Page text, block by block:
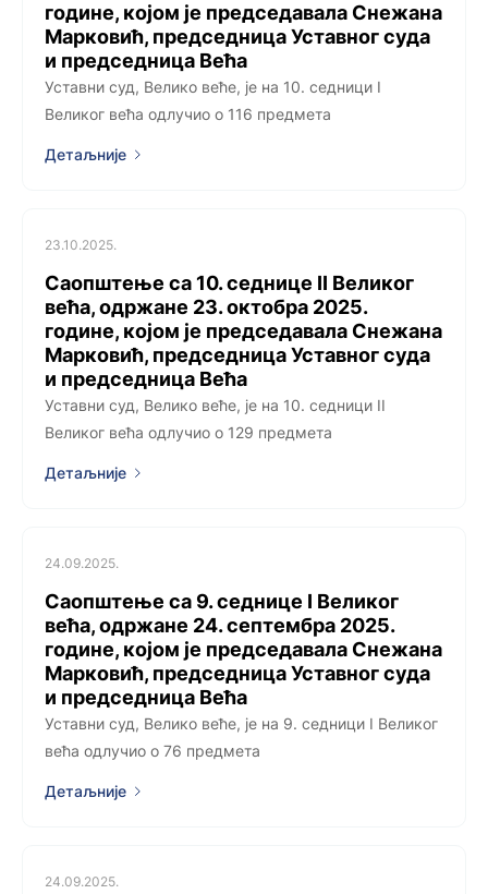
године, којoм је председавала Снежана
Марковић, председница Уставног суда
и председница Већа
Уставни суд, Велико веће, је на 10. седници I
Великог већа одлучио о 116 предмета
Детаљније
23.10.2025.
Саопштење са 10. седницe II Великог
већа, одржанe 23. октобра 2025.
године, којoм је председавала Снежана
Марковић, председница Уставног суда
и председница Већа
Уставни суд, Велико веће, је на 10. седници II
Великог већа одлучио о 129 предмета
Детаљније
24.09.2025.
Саопштење са 9. седницe I Великог
већа, одржанe 24. септембра 2025.
године, којoм је председавала Снежана
Марковић, председница Уставног суда
и председница Већа
Уставни суд, Велико веће, је на 9. седници I Великог
већа одлучио о 76 предмета
Детаљније
24.09.2025.